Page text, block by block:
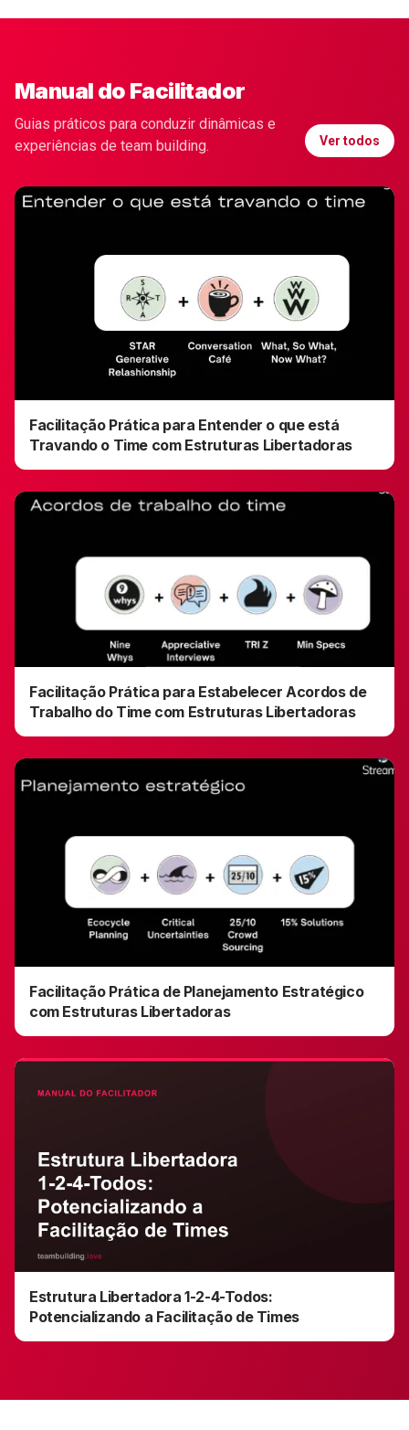
Manual do Facilitador
Guias práticos para conduzir dinâmicas e
experiências de team building.
Ver todos
Facilitação Prática para Entender o que está
Travando o Time com Estruturas Libertadoras
Facilitação Prática para Estabelecer Acordos de
Trabalho do Time com Estruturas Libertadoras
Facilitação Prática de Planejamento Estratégico
com Estruturas Libertadoras
Estrutura Libertadora 1-2-4-Todos:
Potencializando a Facilitação de Times